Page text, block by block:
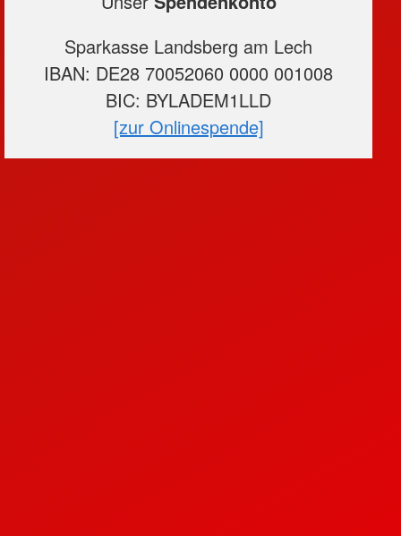
Sparkasse Landsberg am Lech
IBAN: DE28 70052060 0000 001008
BIC: BYLADEM1LLD
[zur Onlinespende]